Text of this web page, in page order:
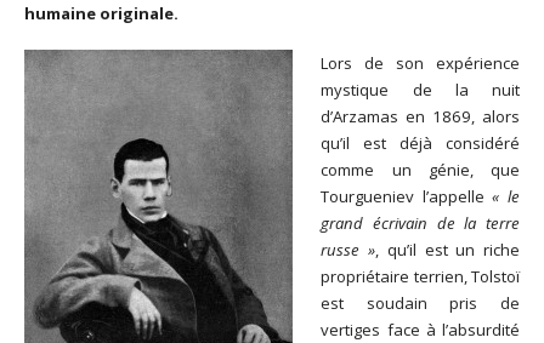
humaine originale.
Lors de son expérience
mystique de la nuit
d’Arzamas en 1869, alors
qu’il est déjà considéré
comme un génie, que
Tourgueniev l’appelle« le
grand écrivain de la terre
russe », qu’il est un riche
propriétaire terrien, Tolstoï
est soudain pris de
vertiges face à l’absurdité